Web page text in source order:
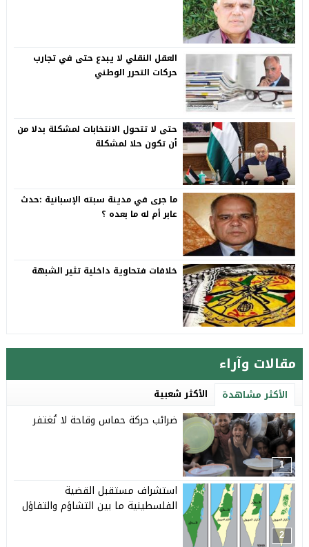
العقل النقلي لا يبدع حتى في تجارب
حركات التحرر الوطني
حتى لا تتحول الانتخابات لمشكلة بدلا من
أن تكون حلا لمشكلة
ما جرى في مدينة سبته الإسبانية :حدث
عابر أم له ما بعده ؟
خلافات فتحاوية داخلية تثير الشبهة
مقالات وآراء
الأكثر مشاهدة الأكثر شعبية
1
ضرائب حركة حماس وقاحة لا تُغتفر
2
استشراف مستقبل القضية
الفلسطينية ما بين التشاؤم والتفاؤل